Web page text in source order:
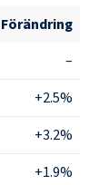
Förändring
–
+2.5%
+3.2%
+1.9%